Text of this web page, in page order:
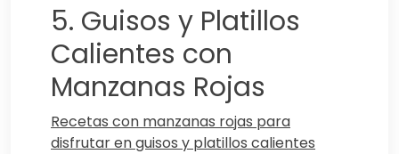
5. Guisos y Platillos
Calientes con
Manzanas Rojas
Recetas con manzanas rojas para
disfrutar en guisos y platillos calientes